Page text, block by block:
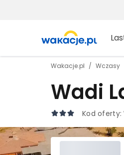
Wakacje.pl Wczasy
Wadi
Kod oferty: